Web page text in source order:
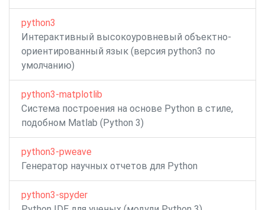
python3
Интерактивный высокоуровневый объектно-
ориентированный язык (версия python3 по
умолчанию)
python3-matplotlib
Система построения на основе Python в стиле,
подобном Matlab (Python 3)
python3-pweave
Генератор научных отчетов для Python
python3-spyder